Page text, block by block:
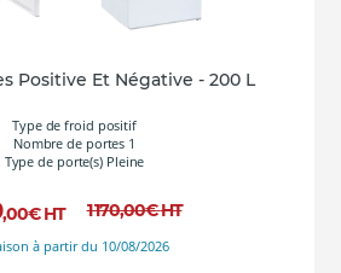
Positive Et Négative - 200 L
Type de froid positif
Nombre de portes 1
Type de porte(s) Pleine
,00€ HT 1 170,00€HT
à partir du 10/08/2026